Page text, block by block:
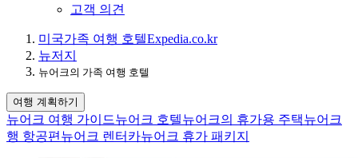
고객 의견
미국가족 여행 호텔Expedia.co.kr
뉴저지
뉴어크의 가족 여행 호텔
여행 계획하기
뉴어크 여행 가이드뉴어크 호텔뉴어크의 휴가용 주택뉴어크
행 항공편 뉴어크 렌터카뉴어크 휴가 패키지